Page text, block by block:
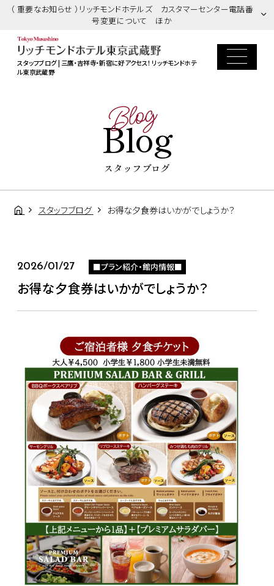
（ 重要なお知らせ ）リッチモンドホテルズ カスタマーセンター電話番
号変更について ほか
スタッフブログ | 三鷹・吉祥寺・新宿に好アクセス！ リッチモンドホテ
ル東京武蔵野
Blog
Blog
スタッフブログ
スタッフブログ お得な夕食券はいかがでしょうか？
2026/01/27 ■プラン紹介・館内情報■
お得な夕食券はいかがでしょうか？